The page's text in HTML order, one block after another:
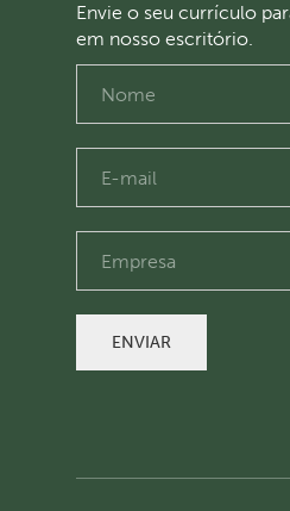
Envie o seu currículo
em nosso escritório.
ENVIAR